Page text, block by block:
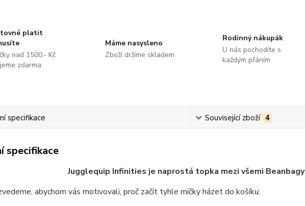
platit
nad 1500,- Kč
zdarma
Máme nasysleno
Zboží držíme skladem
Rodinný nákupák
U nás pochodíte s
každým přáním
specifikace Související zboží 4
specifikace
Jugglequip Infinities je naprostá topka mezi všemi Beanbagy
abychom vás motivovali, proč začít tyhle míčky házet do košíku: